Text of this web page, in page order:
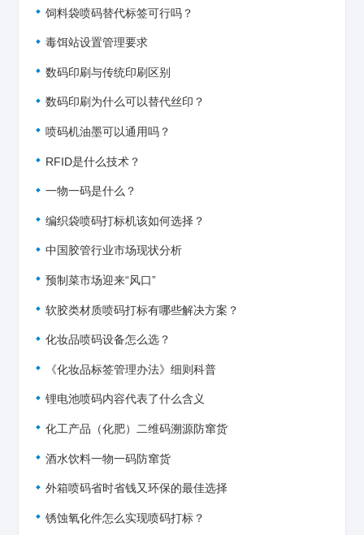
饲料袋喷码替代标签可行吗？
毒饵站设置管理要求
数码印刷与传统印刷区别
数码印刷为什么可以替代丝印？
喷码机油墨可以通用吗？
RFID是什么技术？
一物一码是什么？
编织袋喷码打标机该如何选择？
中国胶管行业市场现状分析
预制菜市场迎来“风口”
软胶类材质喷码打标有哪些解决方案？
化妆品喷码设备怎么选？
《化妆品标签管理办法》细则科普
锂电池喷码内容代表了什么含义
化工产品（化肥）二维码溯源防窜货
酒水饮料一物一码防窜货
外箱喷码省时省钱又环保的最佳选择
锈蚀氧化件怎么实现喷码打标？